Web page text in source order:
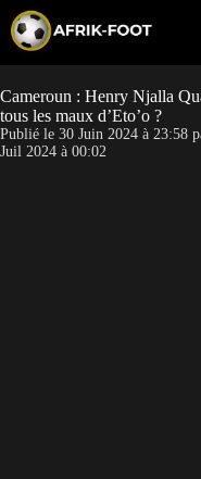
p
o
c
o
Cameroun : Henry Njalla
tous les maux d’Eto’o ?
Publié le 30 Juin 2024 à 23:58
Juil 2024 à 00:02